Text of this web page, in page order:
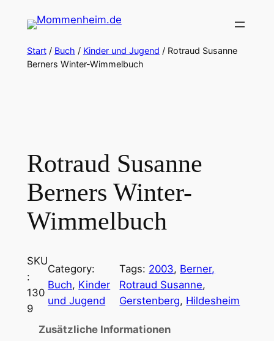
Inhalt
springen
Start/ Buch / Kinder und Jugend / Rotraud Susanne
Berners Winter-Wimmelbuch
Rotraud Susanne
Berners Winter-
Wimmelbuch
SKU
:
130
9
Category:
Buch, Kinder
und Jugend
Tags: 2003, Berner,
Rotraud Susanne
Gerstenberg, Hildesheim
Zusätzliche Informationen